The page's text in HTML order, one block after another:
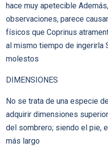
hace muy apetecible
observaciones, parece
físicos que Coprinus
al mismo tiempo de ingerirla
molestos
DIMENSIONES
No se trata de una especie
adquirir dimensiones
del sombrero; siendo el pie,
más largo